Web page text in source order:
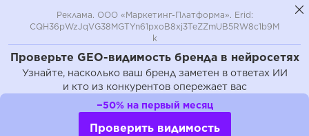
Проверьте GEO-видимость бренда в нейросетях
Узнайте, насколько ваш бренд заметен в ответах ИИ
и кто из конкурентов опережает вас
Реклама. ООО «Маркетинг-Платформа». Erid:
CQH36pWzJqVG38MGTYn61pxoB8xj3TeZZmUB5RW8c1b9M
k
−50% на первый месяц
Проверить видимость